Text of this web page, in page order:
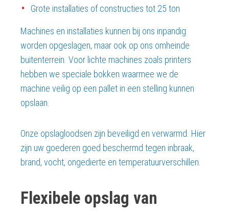
Grote installaties of constructies tot 25 ton
Machines en installaties kunnen bij ons inpandig
worden opgeslagen, maar ook op ons omheinde
buitenterrein. Voor lichte machines zoals printers
hebben we speciale bokken waarmee we de
machine veilig op een pallet in een stelling kunnen
opslaan.
Onze opslagloodsen zijn beveiligd en verwarmd. Hier
zijn uw goederen goed beschermd tegen inbraak,
brand, vocht, ongedierte en temperatuurverschillen.
Flexibele opslag van